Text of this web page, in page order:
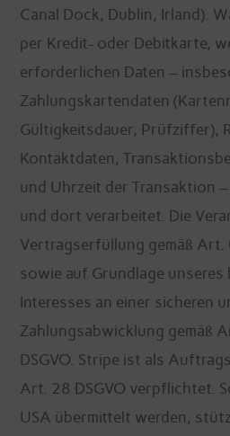
Canal Dock, Dublin, Irland).
per Kredit- oder Debitkarte,
erforderlichen Daten –
Zahlungskartendaten
Gültigkeitsdauer, Prüfziffer),
Kontaktdaten,
und Uhrzeit der Transaktion
und dort verarbeitet. Die
Vertragserfüllung gemäß Art.
sowie auf Grundlage unseres
Interesses an einer sicheren
Zahlungsabwicklung gemäß
DSGVO. Stripe ist als
Art. 28 DSGVO verpflichtet.
USA übermittelt werden,